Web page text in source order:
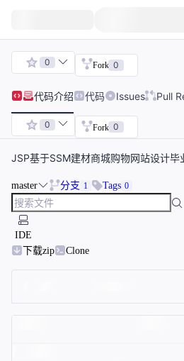
0 Fork 0
代码介绍 代码 Issues Pull
0 Fork 0
JSP基于SSM建材商城购物网站设计毕
master 分支 1 Tags 0
IDE
下载zip
Clone